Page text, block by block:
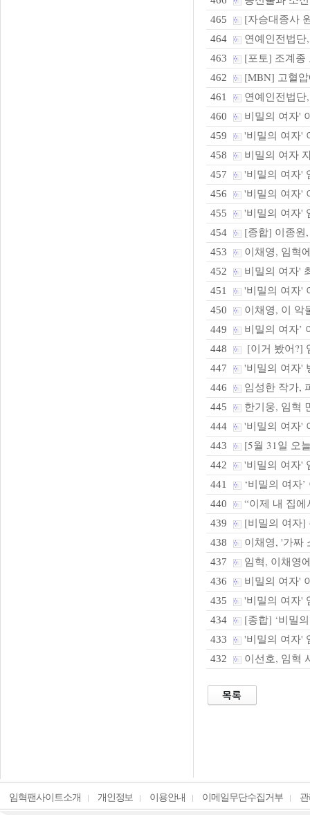
465 [자승대종사
464 연예인전법단
463 [포토] 조계종
462 [MBN] 고혈
461 연예인전법
460 비밀의 여자'
459 '비밀의 여자'
458 비밀의 여자
457 '비밀의 여자'
456 '비밀의 여자'
455 '비밀의 여자'
454 [종합] 이종원
453 이채영, 임혁
452 비밀의 여자'
451 '비밀의 여자'
450 이채영, 이 악
449 비밀의 여자’
448 [이거 봤어?]
447 '비밀의 여자'
446 임성한 작가,
445 한기웅, 임혁
444 '비밀의 여자'
443 [5월 31일 오
442 '비밀의 여자'
441 ‘비밀의 여자
440 “이제 내 집
439 [비밀의 여자]
438 이채영, '가짜
437 임혁, 이채영
436 비밀의 여자'
435 '비밀의 여자'
434 [종합] ‘비밀
433 '비밀의 여자'
432 이선호, 임혁
임혁팬사이트소개 개인정보 이용안내 이메일무단수집거부